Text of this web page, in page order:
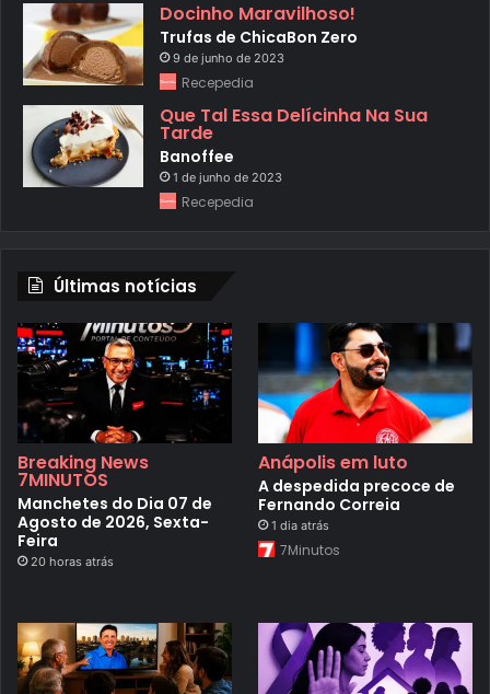
Docinho Maravilhoso!
Trufas de ChicaBon Zero
9 de junho de 2023
Recepedia
Que Tal Essa Delícinha Na Sua
Tarde
Banoffee
1 de junho de 2023
Recepedia
Últimas notícias
Breaking News
7MINUTOS
Manchetes do Dia 07 de
Agosto de 2026, Sexta-
Feira
20 horas atrás
Anápolis em luto
A despedida precoce de
Fernando Correia
1 dia atrás
7Minutos